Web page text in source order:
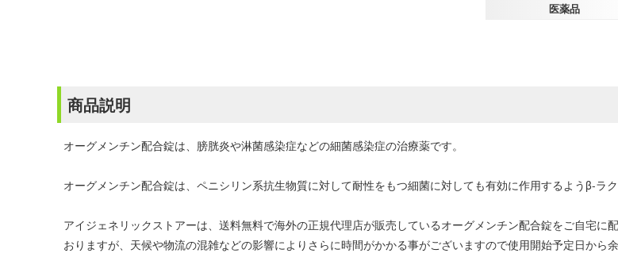
医薬品
商品説明
オーグメンチン配合錠は、膀胱炎や淋菌感染症などの細菌感染症の治療薬です。
オーグメンチン配合錠は、ペニシリン系抗生物質に対して耐性をもつ細菌に対しても有効に作用するようβ-ラ
アイジェネリックストアーは、送料無料で海外の正規代理店が販売しているオーグメンチン配合錠をご自宅
おりますが、天候や物流の混雑などの影響によりさらに時間がかかる事がございますので使用開始予定日から